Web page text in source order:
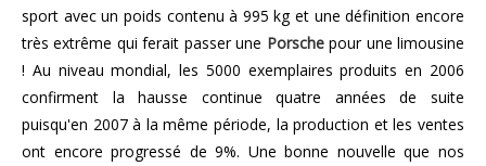
sport avec un poids contenu à 995 kg et une définition encore
très extrême qui ferait passer une Porschepour une limousine
! Au niveau mondial, les 5000 exemplaires produits en 2006
confirment la hausse continue quatre années de suite
puisqu'en 2007 à la même période, la production et les ventes
ont encore progressé de 9%. Une bonne nouvelle que nos